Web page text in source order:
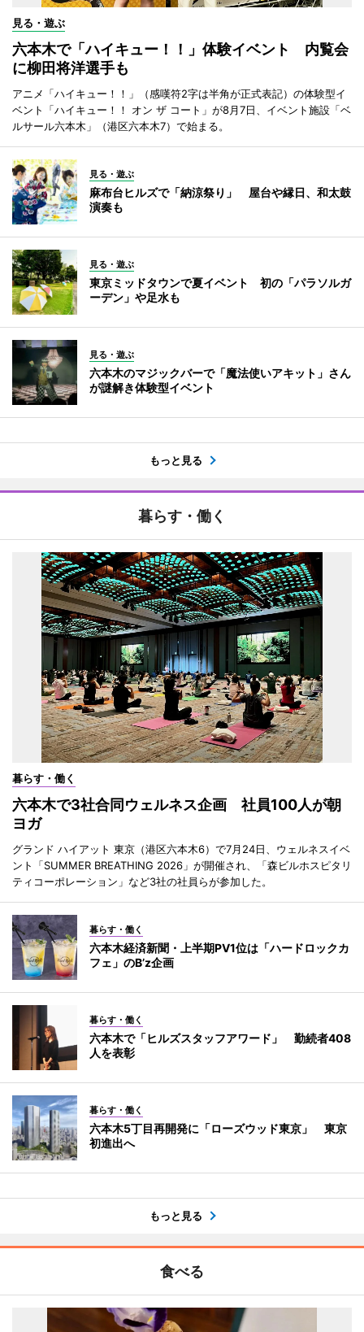
見る・遊ぶ
六本木で「ハイキュー！！」体験イベント 内覧会
に柳田将洋選手も
アニメ「ハイキュー！！」（感嘆符2字は半角が正式表記）の体験型イ
ベント「ハイキュー！！ オン ザ コート」が8月7日、イベント施設「ベ
ルサール六本木」（港区六本木7）で始まる。
見る・遊ぶ
麻布台ヒルズで「納涼祭り」 屋台や縁日、和太鼓
演奏も
見る・遊ぶ
東京ミッドタウンで夏イベント 初の「パラソルガ
ーデン」や足水も
見る・遊ぶ
六本木のマジックバーで「魔法使いアキット」さん
が謎解き体験型イベント
もっと見る
暮らす・働く
暮らす・働く
六本木で3社合同ウェルネス企画 社員100人が朝
ヨガ
グランド ハイアット 東京（港区六本木6）で7月24日、ウェルネスイベ
ント「SUMMER BREATHING 2026」が開催され、「森ビルホスピタリ
ティコーポレーション」など3社の社員らが参加した。
暮らす・働く
六本木経済新聞・上半期PV1位は「ハードロックカ
フェ」のB’z企画
暮らす・働く
六本木で「ヒルズスタッフアワード」 勤続者408
人を表彰
暮らす・働く
六本木5丁目再開発に「ローズウッド東京」 東京
初進出へ
もっと見る
食べる